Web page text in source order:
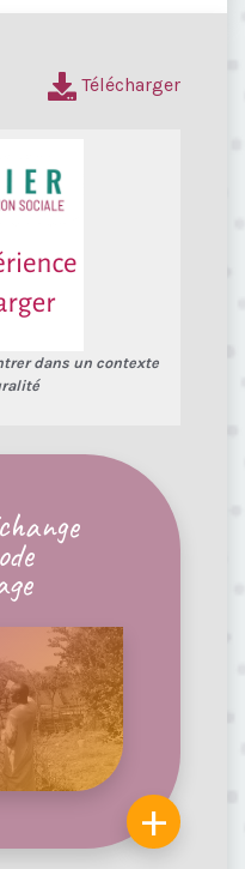
Télécharger
dans un contexte
+